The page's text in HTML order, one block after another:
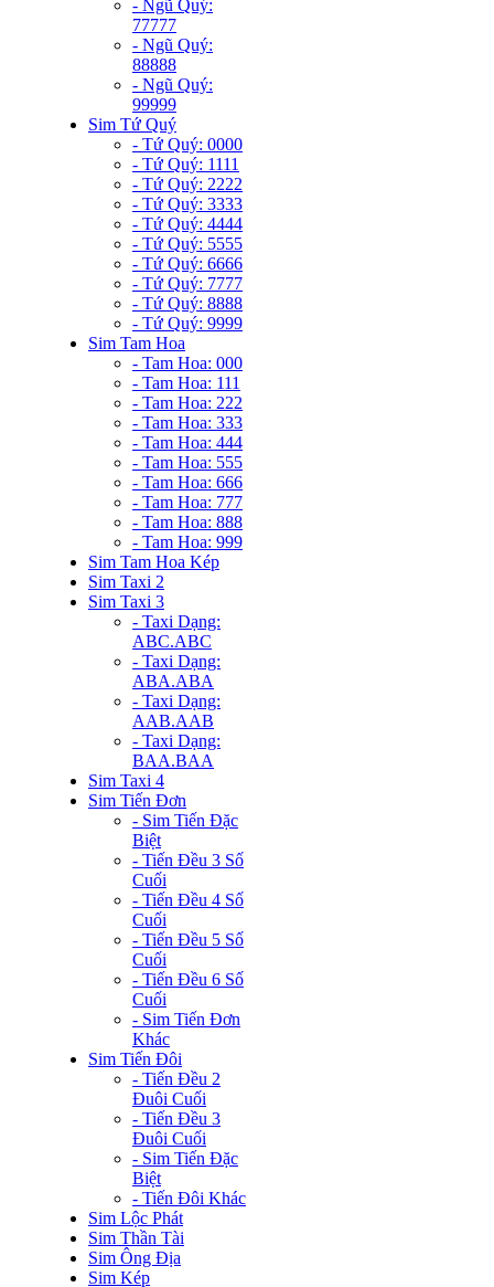
- Ngũ Quý:
77777
- Ngũ Quý:
88888
- Ngũ Quý:
99999
Sim Tứ Quý
- Tứ Quý: 0000
- Tứ Quý: 1111
- Tứ Quý: 2222
- Tứ Quý: 3333
- Tứ Quý: 4444
- Tứ Quý: 5555
- Tứ Quý: 6666
- Tứ Quý: 7777
- Tứ Quý: 8888
- Tứ Quý: 9999
Sim Tam Hoa
- Tam Hoa: 000
- Tam Hoa: 111
- Tam Hoa: 222
- Tam Hoa: 333
- Tam Hoa: 444
- Tam Hoa: 555
- Tam Hoa: 666
- Tam Hoa: 777
- Tam Hoa: 888
- Tam Hoa: 999
Sim Tam Hoa Kép
Sim Taxi 2
Sim Taxi 3
- Taxi Dạng:
ABC.ABC
- Taxi Dạng:
ABA.ABA
- Taxi Dạng:
AAB.AAB
- Taxi Dạng:
BAA.BAA
Sim Taxi 4
Sim Tiến Đơn
- Sim Tiến Đặc
Biệt
- Tiến Đều 3 Số
Cuối
- Tiến Đều 4 Số
Cuối
- Tiến Đều 5 Số
Cuối
- Tiến Đều 6 Số
Cuối
- Sim Tiến Đơn
Khác
Sim Tiến Đôi
- Tiến Đều 2
Đuôi Cuối
- Tiến Đều 3
Đuôi Cuối
- Sim Tiến Đặc
Biệt
- Tiến Đôi Khác
Sim Lộc Phát
Sim Thần Tài
Sim Ông Địa
Sim Kép